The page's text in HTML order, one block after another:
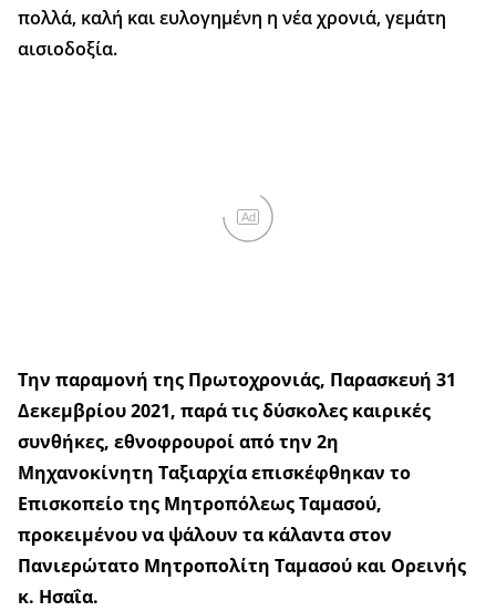
πολλά, καλή και ευλογημένη η νέα χρονιά, γεμάτη
αισιοδοξία.
Ad
Την παραμονή της Πρωτοχρονιάς, Παρασκευή 31
Δεκεμβρίου 2021, παρά τις δύσκολες καιρικές
συνθήκες, εθνοφρουροί από την 2η
Μηχανοκίνητη Ταξιαρχία επισκέφθηκαν το
Επισκοπείο της Μητροπόλεως Ταμασού,
προκειμένου να ψάλουν τα κάλαντα στον
Πανιερώτατο Μητροπολίτη Ταμασού και Ορεινής
κ. Ησαΐα.